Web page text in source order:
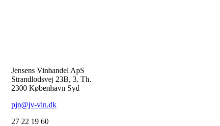
Jensens Vinhandel ApS
Strandlodsvej 23B, 3. Th.
2300 København Syd
pjn@jv-vin.dk
27 22 19 60